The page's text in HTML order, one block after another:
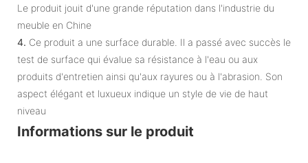
Le produit jouit d'une grande réputation dans l'industrie du
meuble en Chine
4. Ce produit a une surface durable. Il a passé avec succès le
test de surface qui évalue sa résistance à l'eau ou aux
produits d'entretien ainsi qu'aux rayures ou à l'abrasion. Son
aspect élégant et luxueux indique un style de vie de haut
niveau
Informations sur le produit